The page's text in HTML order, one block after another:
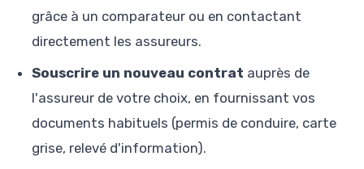
grâce à un comparateur ou en contactant
directement les assureurs.
Souscrire un nouveau contrat auprès de
l'assureur de votre choix, en fournissant vos
documents habituels (permis de conduire, carte
grise, relevé d'information).